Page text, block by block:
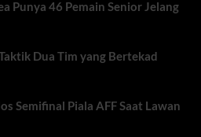
Punya 46 Pemain Senior Jelang
Dua Tim yang Bertekad
Semifinal Piala AFF Saat Lawan